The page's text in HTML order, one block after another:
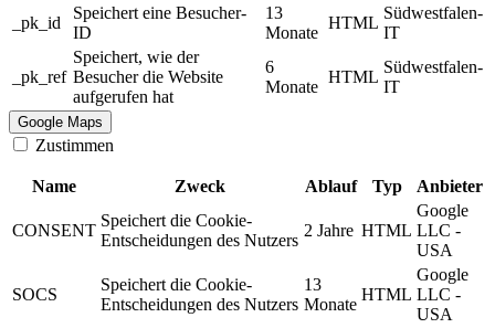
_pk_id
Speichert eine Besucher-
ID
13
Monate
HTML
Südwestfalen-
IT
_pk_ref
Speichert, wie der
Besucher die Website
aufgerufen hat
6
Monate
HTML
Südwestfalen-
IT
Google Maps
Zustimmen
Name Zweck Ablauf Typ Anbieter
CONSENT
Speichert die Cookie-
Entscheidungen des Nutzers
2 Jahre HTML
Google
LLC -
USA
SOCS
Speichert die Cookie-
Entscheidungen des Nutzers
13
Monate
HTML
Google
LLC -
USA